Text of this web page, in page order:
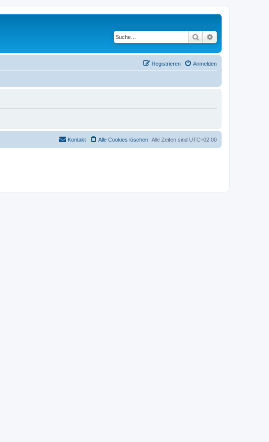
Suche
Anmelden
Registrieren
Alle Zeiten sind UTC+02:00
Alle Cookies löschen
Kontakt